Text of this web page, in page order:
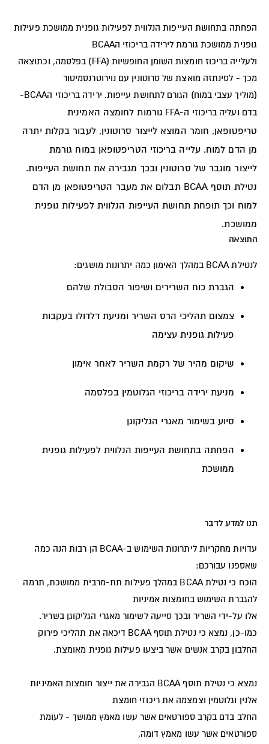
הפחתה בתחושת העייפות הנלווית לפעילות גופנית ממושכת פעילות
גופנית ממושכת גורמת לירידה בריכוזי הBCAA
ולעלייה בריכוז חומצות השומן החופשיות (FFA) בפלסמה, וכתוצאה
מכך - לסינתזה מואצת של סרוטונין עם נוירוטרנסמיטור
(מוליך עצבי במוח) הגורם לתחושת עייפות. ירידה בריכוזי הBCAA-
בדם ועליה בריכוזי ה-FFA
גורמות לחומצה האמינית
טריפטופאן, חומר המוצא לייצור סרוטונין, לעבור בקלות יתרה
מן הדם למוח. עלייה בריכוזי הטריפטופאן במוח גורמת
לייצור מוגבר של סרוטונין ובכך מגבירה את תחושת העייפות.
נטילת תוסף BCAA תבלום את מעבר הטריפטופאן מן הדם
למוח וכך תופחתתחושת העייפות הנלווית לפעילות גופנית
ממושכת.
התוצאה
לנטילת BCAA במהלך האימון כמה יתרונות מושגים:
הגברת כוח השרירים ושיפור הסבולת שלהם
צמצום תהליכי הרס השריר ומניעת דלדולו בעקבות
פעילות גופנית עצימה
שיקום מהיר של רקמת השריר לאחר אימון
מניעת ירידה בריכוזי הגלוטמין בפלסמה
סיוע בשימור מאגרי הגליקוגן
הפחתה בתחושת העייפות הנלווית לפעילות גופנית
ממושכת
תנו למדע לדבר
עדויות מחקריות ליתרונות השימוש ב-BCAA הן רבות הנה כמה
שאספנו עבורכם:
הוכח כי נטילת BCAA במהלך פעילות תת-מרבית ממושכת, תרמה
להגברת השימוש בחומצות אמיניות
אלו על-ידי השריר ובכך סייעה לשימור מאגרי הגליקוגן בשריר.
כמו-כן, נמצא כי נטילת תוסף BCAA דיכאה את תהליכי פירוק
החלבון בקרב אנשים אשר ביצעו פעילות גופנית מאומצת.
נמצא כי נטילת תוסף BCAA הגבירה את ייצור חומצות האמיניות
אלנין וגלוטמין וצמצמה את ריכוזי חומצת
החלב בדם בקרב ספורטאים אשר עשו מאמץ ממושך - לעומת
ספורטאים אשר עשו מאמץ דומה,